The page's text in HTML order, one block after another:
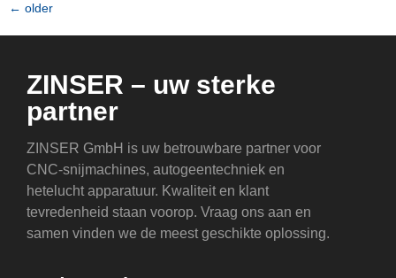
← older
ZINSER – uw sterke
partner
ZINSER GmbH is uw betrouwbare partner voor
CNC-snijmachines, autogeentechniek en
hetelucht apparatuur. Kwaliteit en klant
tevredenheid staan voorop. Vraag ons aan en
samen vinden we de meest geschikte oplossing.